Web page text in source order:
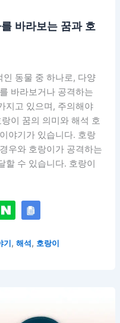
바라보는 꿈과 호
동물 중 하나로, 다양
바라보거나 공격하는
지고 있으며, 주의해야
이 꿈의 의미와 해석 호
야기가 있습니다. 호랑
우와 호랑이가 공격하는
할 수 있습니다. 호랑이
기 , 해석 , 호랑이